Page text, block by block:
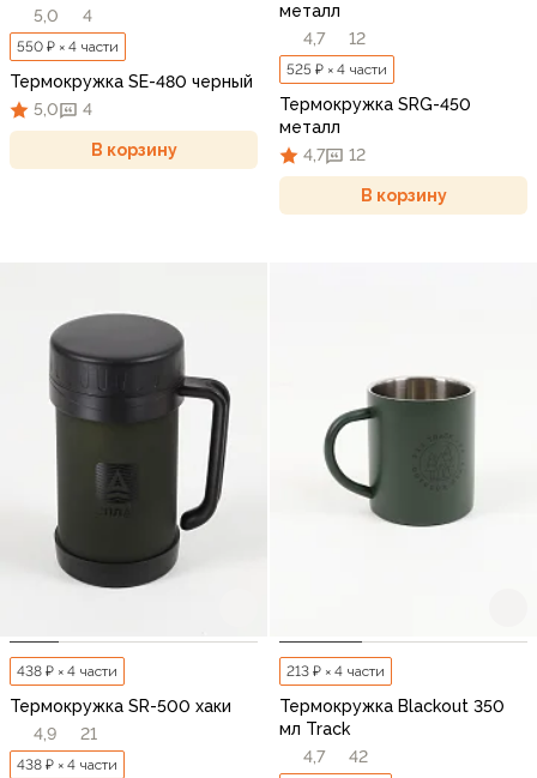
5,0
4
550 ₽ × 4 части
Термокружка SE-480 черный
5,0
4
В корзину
металл
4,7
12
525 ₽ × 4 части
Термокружка SRG-450
металл
4,7
12
В корзину
438 ₽ × 4 части
Термокружка SR-500 хаки
4,9
21
438 ₽ × 4 части
213 ₽ × 4 части
Термокружка Blackout 350
мл Track
4,7
42